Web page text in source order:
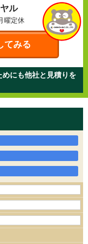
ル
曜定休
てみる
にも他社と見積りを